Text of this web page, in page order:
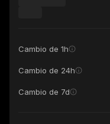
Cambio de 1h
Cambio de 24h
Cambio de 7d